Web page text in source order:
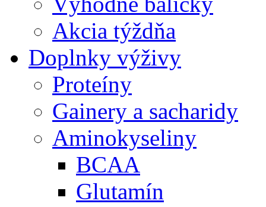
Akcia týždňa
Doplnky výživy
Proteíny
Gainery a sacharidy
Aminokyseliny
BCAA
Glutamín